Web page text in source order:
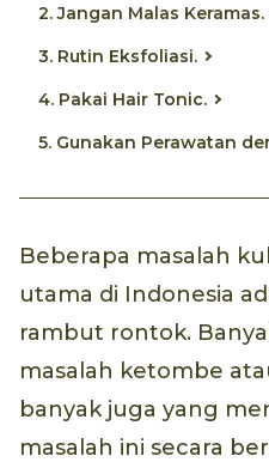
2. Jangan Malas Keramas.
3. Rutin Eksfoliasi.
4. Pakai Hair Tonic.
5. Gunakan Perawatan
Beberapa masalah
utama di Indonesia
rambut rontok.
masalah ketombe
banyak juga yang
masalah ini secara